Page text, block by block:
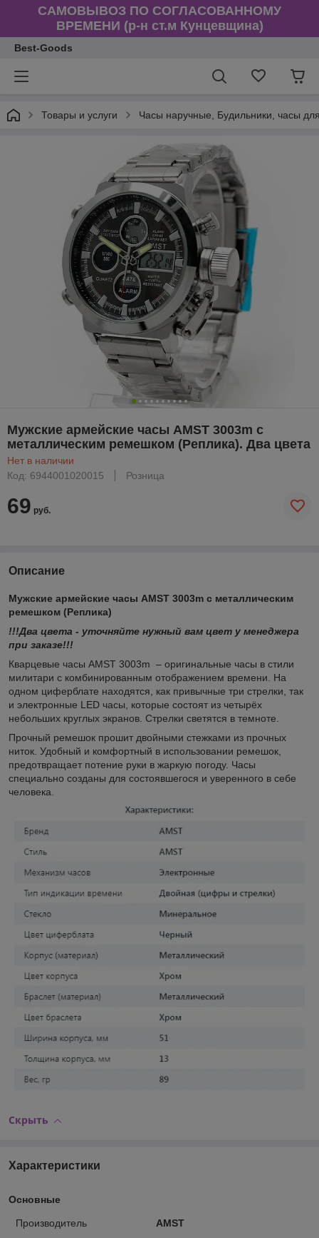
САМОВЫВОЗ ПО СОГЛАСОВАННОМУ
ВРЕМЕНИ (р-н ст.м Кунцевщина)
Best-Goods
Товары и услуги Часы наручные, Будильники, часы
Мужские армейские часы AMST 3003m с
металлическим ремешком (Реплика). Два цвета
Нет в наличии
Код: 6944001020015
Розница
69 руб.
Описание
Мужские армейские часы AMST 3003m с металлическим
ремешком (Реплика)
!!!Два цвета - уточняйте нужный вам цвет у менеджера
при заказе!!!
Кварцевые часы AMST 3003m – оригинальные часы в стили
милитари с комбинированным отображением времени. На
одном циферблате находятся, как привычные три стрелки, так
и электронные LED часы, которые состоят из четырёх
небольших круглых экранов. Стрелки светятся в темноте.
Прочный ремешок прошит двойными стежками из прочных
ниток. Удобный и комфортный в использовании ремешок,
предотвращает потение руки в жаркую погоду. Часы
специально созданы для состоявшегося и уверенного в себе
человека.
Скрыть
Характеристики
Основные
Производитель
AMST